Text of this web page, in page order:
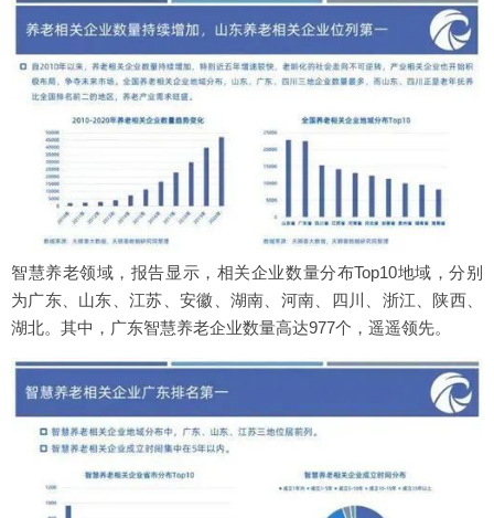
智慧养老领域，报告显示，相关企业数量分布Top10地域，分别
为广东、山东、江苏、安徽、湖南、河南、四川、浙江、陕西、
湖北。其中，广东智慧养老企业数量高达977个，遥遥领先。